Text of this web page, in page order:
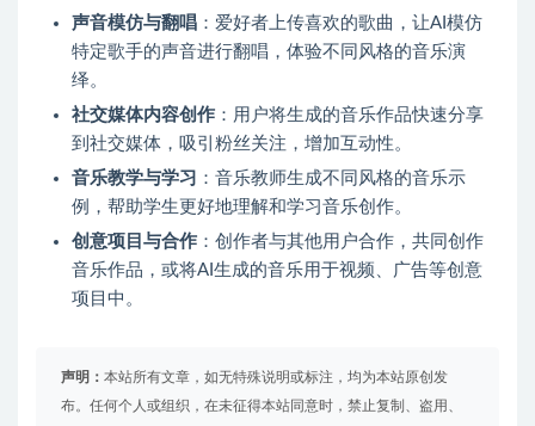
声音模仿与翻唱 ：爱好者上传喜欢的歌曲，让AI模仿
特定歌手的声音进行翻唱，体验不同风格的音乐演
绎。
社交媒体内容创作 ：用户将生成的音乐作品快速分享
到社交媒体，吸引粉丝关注，增加互动性。
音乐教学与学习 ：音乐教师生成不同风格的音乐示
例，帮助学生更好地理解和学习音乐创作。
创意项目与合作 ：创作者与其他用户合作，共同创作
音乐作品，或将AI生成的音乐用于视频、广告等创意
项目中。
声明： 本站所有文章，如无特殊说明或标注，均为本站原创发
布。任何个人或组织，在未征得本站同意时，禁止复制、盗用、